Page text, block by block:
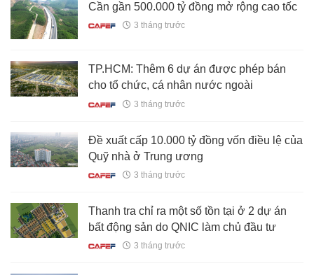
Cần gần 500.000 tỷ đồng mở rộng cao tốc
3 tháng trước
TP.HCM: Thêm 6 dự án được phép bán
cho tổ chức, cá nhân nước ngoài
3 tháng trước
Đề xuất cấp 10.000 tỷ đồng vốn điều lệ của
Quỹ nhà ở Trung ương
3 tháng trước
Thanh tra chỉ ra một số tồn tại ở 2 dự án
bất động sản do QNIC làm chủ đầu tư
3 tháng trước